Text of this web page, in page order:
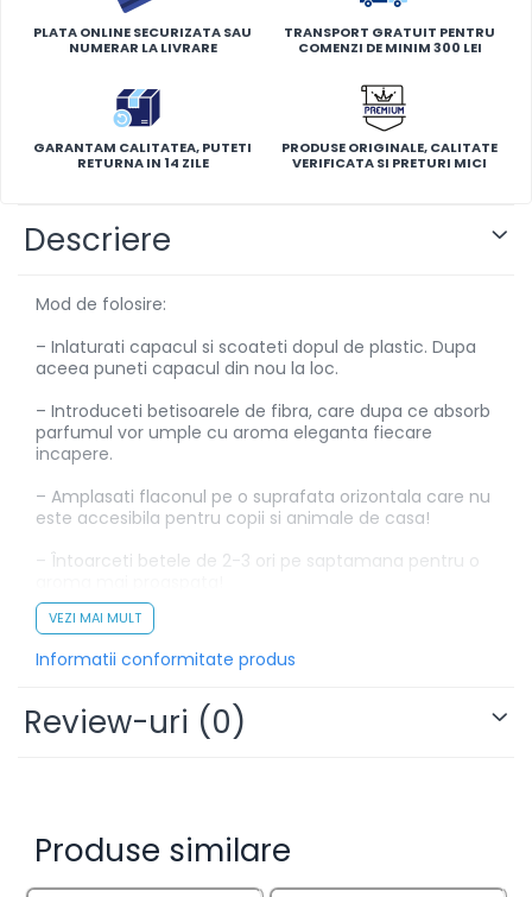
PLATA ONLINE SECURIZATA SAU
NUMERAR LA LIVRARE
TRANSPORT GRATUIT PENTRU
COMENZI DE MINIM 300 LEI
GARANTAM CALITATEA, PUTETI
RETURNA IN 14 ZILE
PRODUSE ORIGINALE, CALITATE
VERIFICATA SI PRETURI MICI
Descriere
Mod de folosire:
– Inlaturati capacul si scoateti dopul de plastic. Dupa
aceea puneti capacul din nou la loc.
– Introduceti betisoarele de fibra, care dupa ce absorb
parfumul vor umple cu aroma eleganta fiecare
incapere.
– Amplasati flaconul pe o suprafata orizontala care nu
este accesibila pentru copii si animale de casa!
– Întoarceti betele de 2-3 ori pe saptamana pentru o
– La amplasare va rugam sa fiti atenti ca betisoarele
sau parfumul sa nu intre in contact cu suprafete
lacuite din plastic, fiindca ele pot fi deteriorate.
– A se pastra la temperaturi intre 5-30 grade Celsius.
VEZI MAI MULT
Informatii conformitate produs
Review-uri (0)
Produse similare